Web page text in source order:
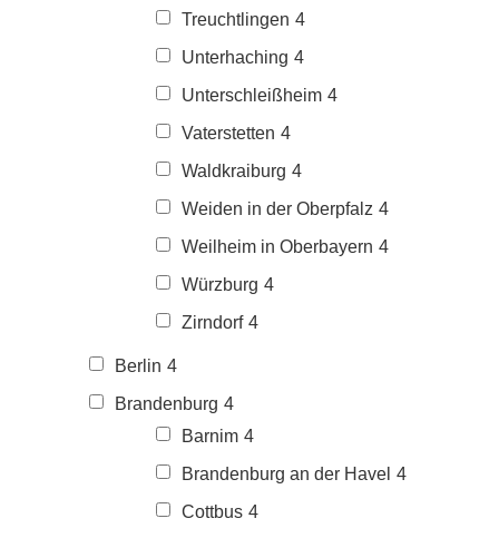
Treuchtlingen 4
Unterhaching 4
Unterschleißheim 4
Vaterstetten 4
Waldkraiburg 4
Weiden in der Oberpfalz 4
Weilheim in Oberbayern 4
Würzburg 4
Zirndorf 4
Berlin 4
Brandenburg 4
Barnim 4
Brandenburg an der Havel 4
Cottbus 4